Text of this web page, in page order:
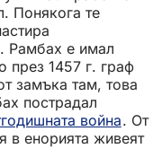
Понякога те
Рамбах е имал
през 1457 г. граф
замъка там, това
пострадал
война. От
в енорията живеят